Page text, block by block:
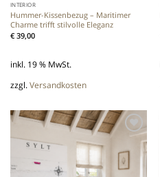
INTERIOR
Hummer-Kissenbezug – Maritimer
Charme trifft stilvolle Eleganz
€39,00
inkl. 19 % MwSt.
zzgl.Versandkosten
Add to
wishlist